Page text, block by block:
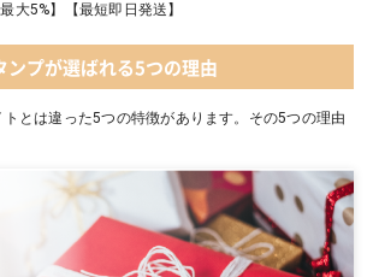
大5%】【最短即日発送】
ンプが選ばれる5つの理由
トとは違った5つの特徴があります。その5つの理由